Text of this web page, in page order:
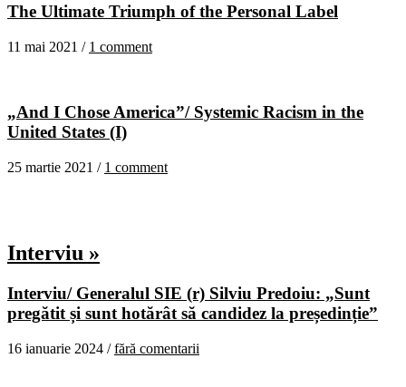
The Ultimate Triumph of the Personal Label
11 mai 2021 / 1 comment
„And I Chose America”/ Systemic Racism in the
United States (I)
25 martie 2021 / 1 comment
Interviu »
Interviu/ Generalul SIE (r) Silviu Predoiu: „Sunt
pregătit și sunt hotărât să candidez la președinție”
16 ianuarie 2024 /fără comentarii